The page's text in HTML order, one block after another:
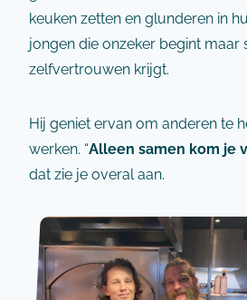
keuken zetten en glunderen in
jongen die onzeker begint maar
zelfvertrouwen krijgt.
Hij geniet ervan om anderen te
werken. “Alleen samen kom je
dat zie je overal aan.